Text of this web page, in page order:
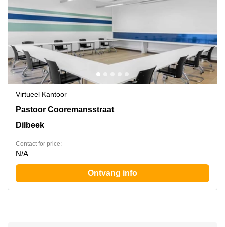
Virtueel Kantoor
Pastoor Cooremansstraat 3, Dilbeek
Pastoor Cooremansstraat
Dilbeek
Contact for price:
N/A
Ontvang info